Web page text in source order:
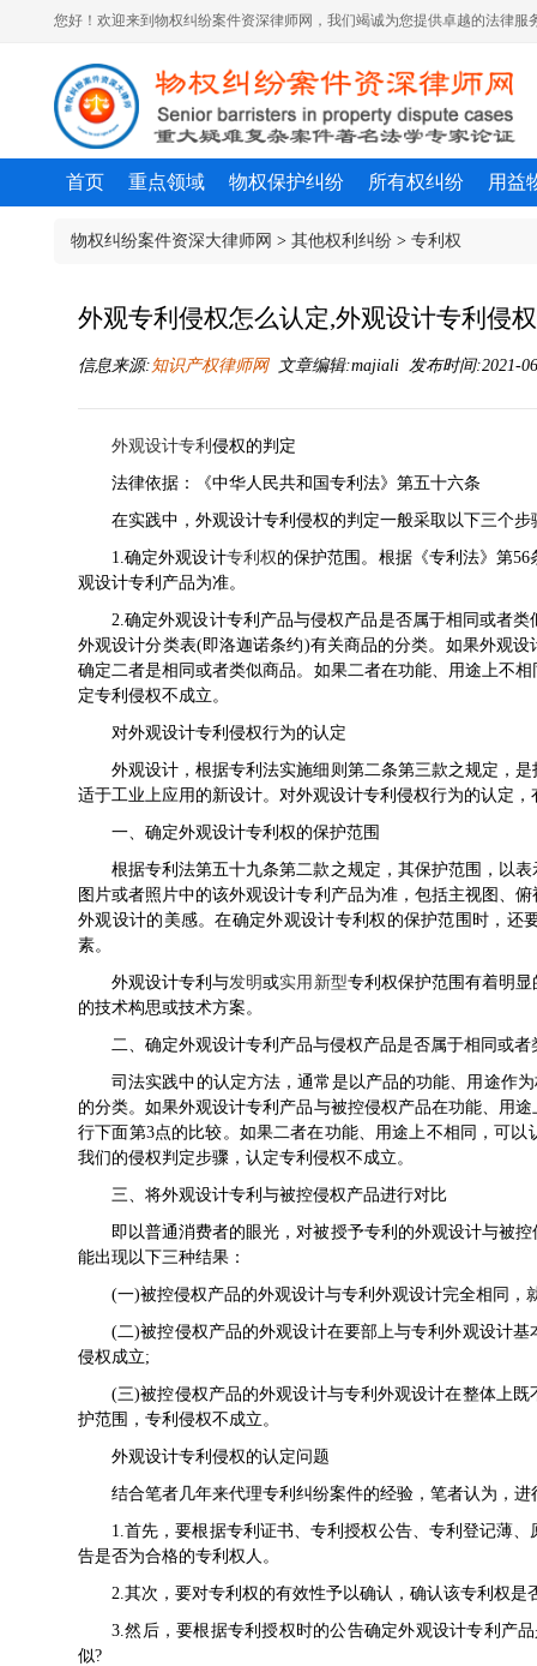
您好！欢迎来到物权纠纷案件资深律师网，我们竭诚为您提供卓越的法律服
首页 重点领域 物权保护纠纷 所有权纠纷 用益
物权纠纷案件资深大律师网 > 其他权利纠纷 > 专利权
外观专利侵权怎么认定,外观设计专利侵
信息来源: 知识产权律师网文章编辑:majiali 发布时间:2021-
外观设计专利 侵权的判定
法律依据：《中华人民共和国 专利法》第五十六条
在实践中，外观设计专利侵权的判定一般采取以下三个步
1.确定外观设计专利权的保护范围。根据《专利法》第
观设计专利产品为准。
2.确定外观设计专利产品与侵权产品是否属于相同或者
外观设计分类表(即洛迦诺条约)有关商品的分类。如果外观
确定二者是相同或者类似商品。如果二者在功能、用途上不
定专利侵权不成立。
对外观设计专利侵权行为的认定
外观设计，根据专利法实施细则第二条第三款之规定，
适于工业上应用的新设计。对外观设计专利侵权行为的认定，
一、确定外观设计专利权的保护范围
根据专利法第五十九条第二款之规定，其保护范围，以
图片或者照片中的该外观设计专利产品为准，包括主视图、
外观设计的美感。在确定外观设计专利权的保护范围时，
素。
外观设计专利与发明或实用新型专利权保护范围有着明
的技术构思或技术方案。
二、确定外观设计专利产品与侵权产品是否属于相同或者
司法实践中的认定方法，通常是以产品的功能、用途作
的分类。如果外观设计专利产品与被控侵权产品在功能、用
行下面第3点的比较。如果二者在功能、用途上不相同，可
我们的侵权判定步骤，认定专利侵权不成立。
三、将外观设计专利与被控侵权产品进行对比
即以普通消费者的眼光，对被授予专利的外观设计与被
能出现以下三种结果：
(一)被控侵权产品的外观设计与专利外观设计完全相同
(二)被控侵权产品的外观设计在要部上与专利外观设计
侵权成立;
(三)被控侵权产品的外观设计与专利外观设计在整体上
护范围，专利侵权不成立。
外观设计专利侵权的认定问题
结合笔者几年来代理专利纠纷案件的经验，笔者认为，
1.首先，要根据专利证书、专利授权公告、专利登记薄
告是否为合格的专利权人。
2.其次，要对专利权的有效性予以确认，确认该专利权
3.然后，要根据专利授权时的公告确定外观设计专利产
似?